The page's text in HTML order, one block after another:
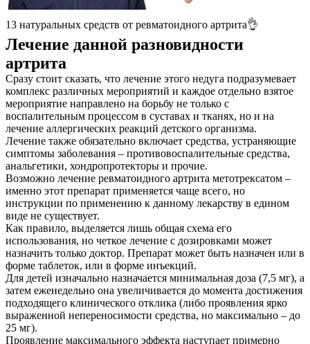
13 натуральных средств от ревматоидного артрита👌
Лечение данной разновидности
артрита
Сразу стоит сказать, что лечение этого недуга подразумевает
комплекс различных мероприятий и каждое отдельно взятое
мероприятие направлено на борьбу не только с
воспалительным процессом в суставах и тканях, но и на
лечение аллергических реакций детского организма.
Лечение также обязательно включает средства, устраняющие
симптомы заболевания – противовоспалительные средства,
анальгетики, хондропротекторы и прочие.
Возможно лечение ревматоидного артрита метотрексатом –
именно этот препарат применяется чаще всего, но
инструкции по применению к данному лекарству в едином
виде не существует.
Как правило, выделяется лишь общая схема его
использования, но четкое лечение с дозировками может
назначить только доктор. Препарат может быть назначен или в
форме таблеток, или в форме инъекций.
Для детей изначально назначается минимальная доза (7,5 мг), а
затем еженедельно она увеличивается до момента достижения
подходящего клинического отклика (либо проявления ярко
выраженной непереносимости средства, но максимально – до
25 мг).
Проявление максимального эффекта наступает примерно